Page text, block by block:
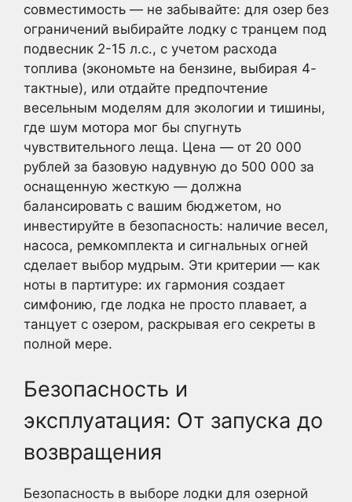
совместимость — не забывайте: для озер без
ограничений выбирайте лодку с транцем под
подвесник 2-15 л.с., с учетом расхода
топлива (экономьте на бензине, выбирая 4-
тактные), или отдайте предпочтение
весельным моделям для экологии и тишины,
где шум мотора мог бы спугнуть
чувствительного леща. Цена — от 20 000
рублей за базовую надувную до 500 000 за
оснащенную жесткую — должна
балансировать с вашим бюджетом, но
инвестируйте в безопасность: наличие весел,
насоса, ремкомплекта и сигнальных огней
сделает выбор мудрым. Эти критерии — как
ноты в партитуре: их гармония создает
симфонию, где лодка не просто плавает, а
танцует с озером, раскрывая его секреты в
полной мере.
Безопасность и
эксплуатация: От запуска до
возвращения
Безопасность в выборе лодки для озерной